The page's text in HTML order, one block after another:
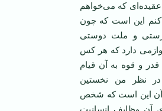
عقیده‌ای که می‌خواهم
کنم این است که چون
و ملت دوستی
دارد که هر کس
قدر و قوه به آن قیام
در نظر من نخستین
آن این است که شخص
آن وظایف انسانیت